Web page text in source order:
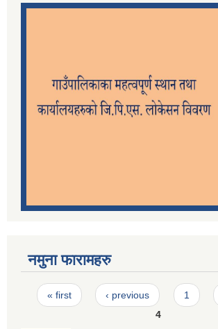
नमुना फारामहरु
Pages
« first ‹ previous 1
4